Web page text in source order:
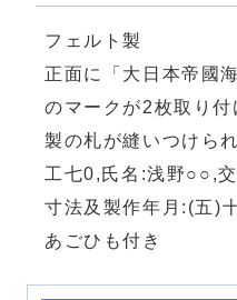
フェルト製
正面に「大日本帝國
のマークが2枚取り
製の札が縫いつけら
工七0,氏名:浅野○○,
寸法及製作年月:(五)
あごひも付き